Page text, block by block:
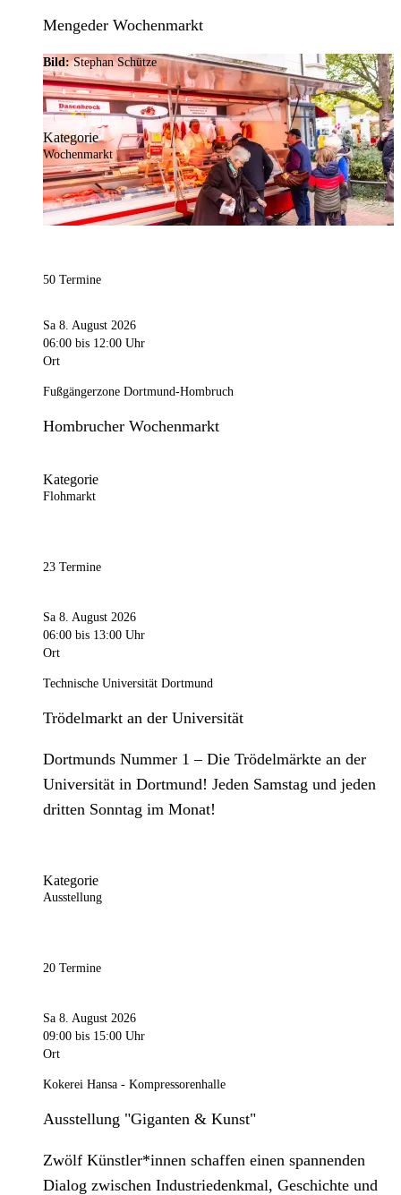
Mengeder Wochenmarkt
Bild:Stephan Schütze
Kategorie
Wochenmarkt
50 Termine
Sa 8. August 2026
06:00 bis 12:00 Uhr
Ort
Fußgängerzone Dortmund-Hombruch
Hombrucher Wochenmarkt
Kategorie
Flohmarkt
23 Termine
Sa 8. August 2026
06:00 bis 13:00 Uhr
Ort
Technische Universität Dortmund
Trödelmarkt an der Universität
Dortmunds Nummer 1 – Die Trödelmärkte an der
Universität in Dortmund! Jeden Samstag und jeden
dritten Sonntag im Monat!
Kategorie
Ausstellung
20 Termine
Sa 8. August 2026
09:00 bis 15:00 Uhr
Ort
Kokerei Hansa - Kompressorenhalle
Ausstellung "Giganten & Kunst"
Zwölf Künstler*innen schaffen einen spannenden
Dialog zwischen Industriedenkmal, Geschichte und